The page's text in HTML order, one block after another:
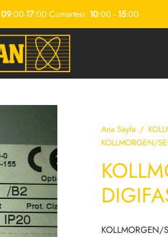
09:00-17:00 Cumartesi: 10:00 - 15:00
Ana Sayfa /
KOLLMORGEN/
KOLLMORGEN/